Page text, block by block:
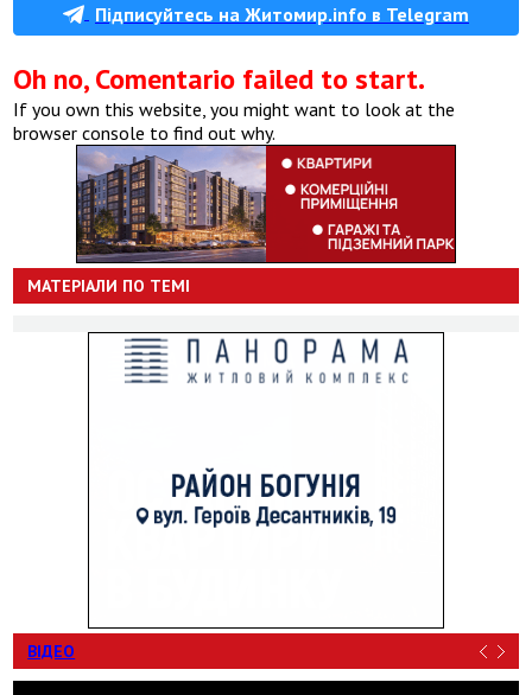
Підписуйтесь на Житомир.info в Telegram
Oh no, Comentario failed to start.
If you own this website, you might want to look at the
browser console to find out why.
МАТЕРІАЛИ ПО ТЕМІ
ВІДЕО